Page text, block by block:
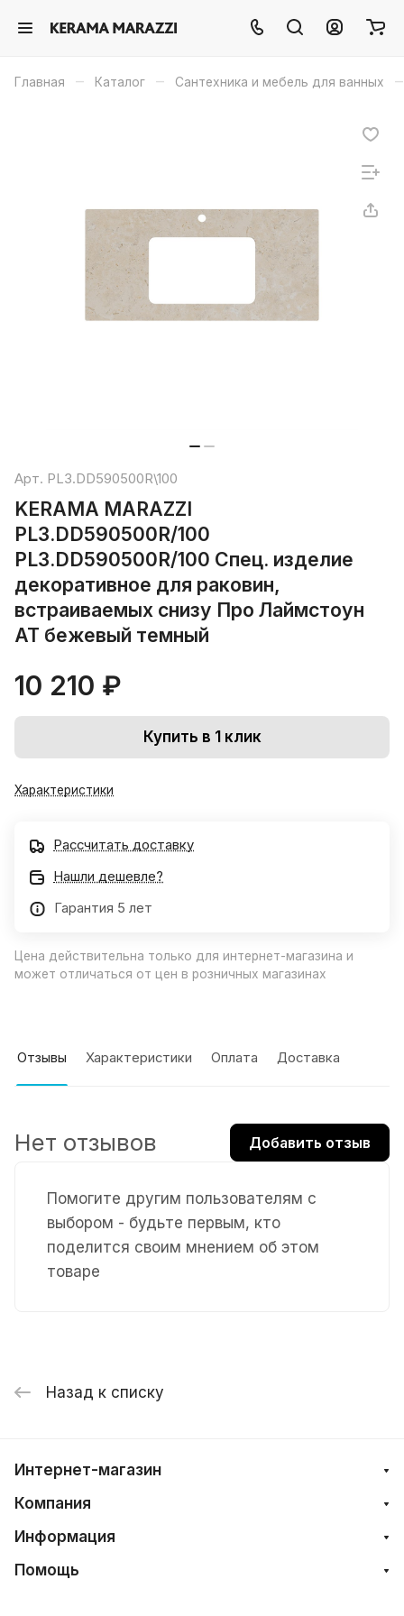
Главная – Каталог – Сантехника и мебель для ванных –
Арт. PL3.DD590500R\100
KERAMA MARAZZI
PL3.DD590500R/100
PL3.DD590500R/100 Спец. изделие
декоративное для раковин,
встраиваемых снизу Про Лаймстоун
АТ бежевый темный
10 210 ₽
Купить в 1 клик
Характеристики
Рассчитать доставку
Нашли дешевле?
Гарантия 5 лет
Цена действительна только для интернет-магазина и
может отличаться от цен в розничных магазинах
Отзывы Характеристики Оплата Доставка
Помогите другим пользователям с
выбором - будьте первым, кто
поделится своим мнением об этом
товаре
Нет отзывов Добавить отзыв
Назад к списку
Интернет-магазин
Компания
Информация
Помощь